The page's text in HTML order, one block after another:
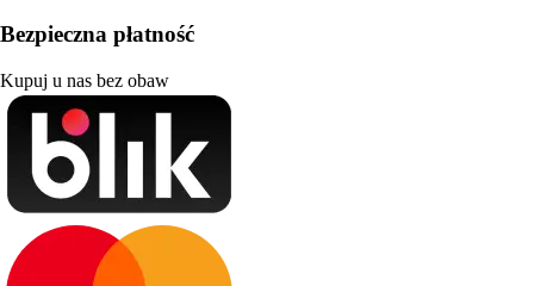
Bezpieczna płatność
Kupuj u nas bez obaw